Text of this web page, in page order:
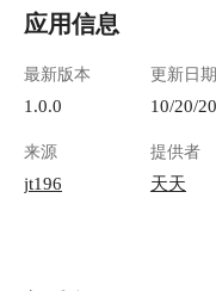
应用信息
最新版本
1.0.0
更新日期
10/20/
来源
jt196
提供者
天天